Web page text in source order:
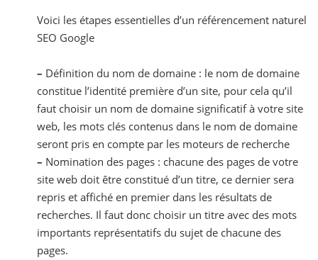
Voici les étapes essentielles d’un référencement naturel
SEO Google
– Définition du nom de domaine : le nom de domaine
constitue l’identité première d’un site, pour cela qu’il
faut choisir un nom de domaine significatif à votre site
web, les mots clés contenus dans le nom de domaine
seront pris en compte par les moteurs de recherche
– Nomination des pages : chacune des pages de votre
site web doit être constitué d’un titre, ce dernier sera
repris et affiché en premier dans les résultats de
recherches. Il faut donc choisir un titre avec des mots
importants représentatifs du sujet de chacune des
pages.